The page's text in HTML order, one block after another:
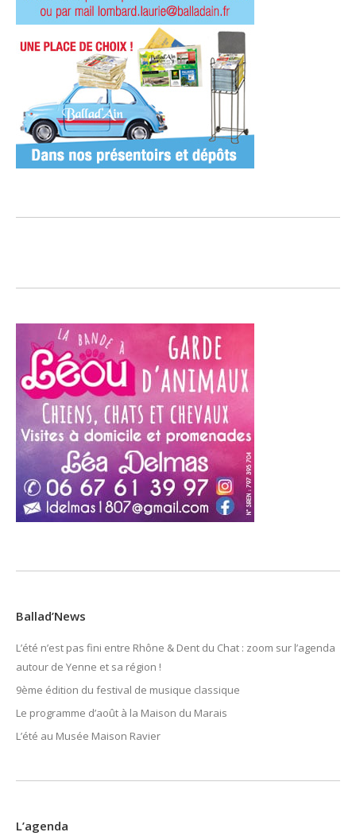
Ballad’News
L’été n’est pas fini entre Rhône & Dent du Chat : zoom sur l’agenda
autour de Yenne et sa région !
9ème édition du festival de musique classique
Le programme d’août à la Maison du Marais
L’été au Musée Maison Ravier
L’agenda